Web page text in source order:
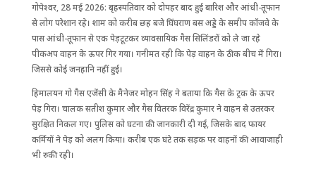
गोपेश्वर, 28 मई 2026: बृहस्पतिवार को दोपहर बाद हुई बारिश और आंधी-तूफान
से लोग परेशान रहे। शाम को करीब छह बजे ​घिंघराण बस अड्डे के समीप कॉजवे के
पास आंधी-तूफान से एक पेड़टूटकर व्यावसायिक गैस सिलिंडरों को ले जा रहे
पीकअप वाहन के ऊपर गिर गया। गनीमत रही कि पेड़ वाहन के ठीक बीच में गिरा।
जिससे कोई जनहानि नहीं हुई।
हिमालयन गो गैस एजेंसी के मैनेजर मोहन सिंह ने बताया कि गैस के ट्रक के ऊपर
पेड़ गिरा। चालक सतीश कुमार और गैस वितरक विरेंद्र कुमार ने वाहन से उतरकर
सुर​क्षित निकल गए। पुलिस को घटना की जानकारी दी गई, जिसके बाद फायर
कर्मियों ने पेड़ को अलग किया। करीब एक घंटे तक सड़क पर वाहनों की आवाजाही
भी रुकी रही।